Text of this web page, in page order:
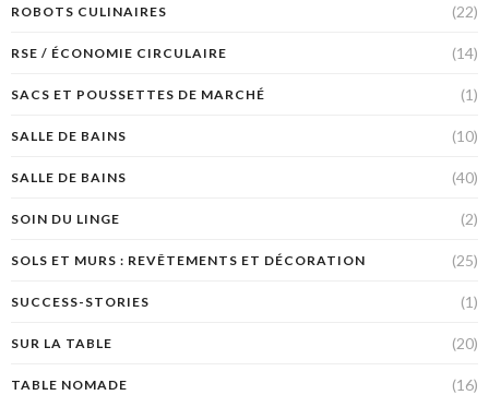
ROBOTS CULINAIRES (22)
RSE / ÉCONOMIE CIRCULAIRE (14)
SACS ET POUSSETTES DE MARCHÉ (1)
SALLE DE BAINS (10)
SALLE DE BAINS (40)
SOIN DU LINGE (2)
SOLS ET MURS : REVÊTEMENTS ET DÉCORATION (25)
SUCCESS-STORIES (1)
SUR LA TABLE (20)
TABLE NOMADE (16)